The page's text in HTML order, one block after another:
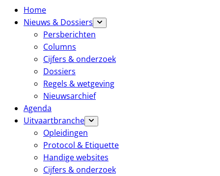
Home
Nieuws & Dossiers
Persberichten
Columns
Cijfers & onderzoek
Dossiers
Regels & wetgeving
Nieuwsarchief
Agenda
Uitvaartbranche
Opleidingen
Protocol & Etiquette
Handige websites
Cijfers & onderzoek